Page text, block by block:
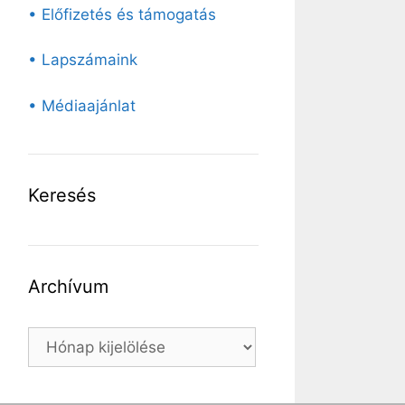
• Előfizetés és támogatás
• Lapszámaink
• Médiaajánlat
Keresés
Archívum
Archívum